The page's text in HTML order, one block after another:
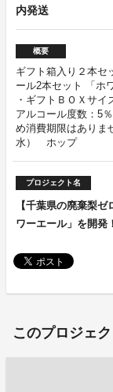
内発送
概要
ギフト箱入り２本
ール2本セット 「
・ギフトＢＯＸサ
アルコール度数：5
め消費期限はありま
水） ホップ
プロジェクト名
【千葉県の廃棄梨
ワーエール」を開発！
このプロジェ